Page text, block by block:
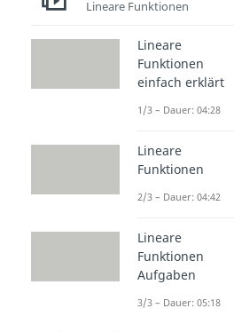
Tipp:
An
hast du
extra Taste
arccos.
oft über
cos die
cos . Das
Lineare Funktionen
Lineare
Funktionen
einfach erklärt
1/3 – Dauer: 04:28
Lineare
Funktionen
2/3 – Dauer: 04:42
Lineare
Funktionen
Aufgaben
3/3 – Dauer: 05:18